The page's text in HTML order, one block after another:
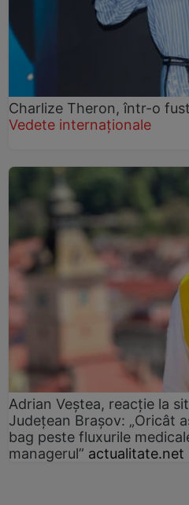
Charlize Theron, într-o
Vedete internaționale
Adrian Veștea, reacție la
Județean Brașov: „Oricât
bag peste fluxurile
managerul” actualitate.net